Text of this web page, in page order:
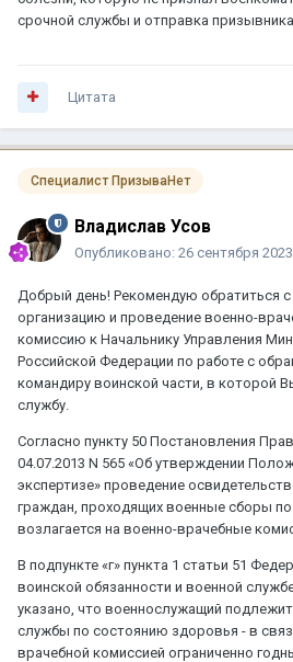
срочной службы и отправка
Цитата
Специалист ПризываНет
Владислав Усов
Опубликовано: 26 сентября 2023
Добрый день! Рекомендую обратиться с
организацию и проведение военно-
комиссию к Начальнику Управления
Российской Федерации по работе с
командиру воинской части, в которой
службу.
Согласно пункту 50 Постановления
04.07.2013 N 565 «Об утверждении
экспертизе» проведение
граждан, проходящих военные сборы
возлагается на военно-врачебные
В подпункте «г» пункта 1 статьи 51
воинской обязанности и военной
указано, что военнослужащий
службы по состоянию здоровья - в
врачебной комиссией ограниченно